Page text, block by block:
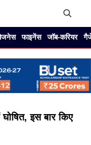
फाइनेंस जॉब-करियर
घोषित, इस बार किए